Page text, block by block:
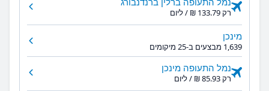
רק ‏133.79 ‏₪ / ליום
מינכן
1,639 מבצעים ב-25 מיקומים
נמל התעופה מינכן
רק ‏85.93 ‏₪ / ליום